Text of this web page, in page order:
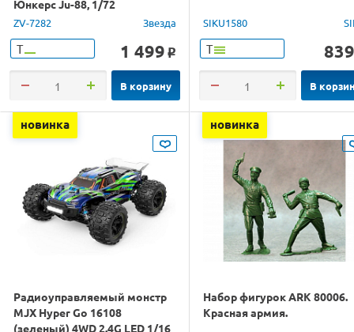
Юнкерс Ju-88, 1/72
ZV-7282 Звезда
Т 1 499 o
В корзину
SIKU1580
Т 839
В
новинка
Радиоуправляемый монстр
MJX Hyper Go 16108
(зеленый) 4WD 2.4G LED 1/16
новинка
Набор фигурок ARK 80006.
Красная армия.